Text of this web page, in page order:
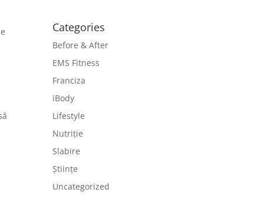
Categories
Before & After
EMS Fitness
Franciza
iBody
Lifestyle
Nutriție
Slabire
Științe
Uncategorized